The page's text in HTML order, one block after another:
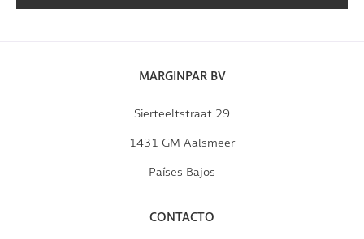
MARGINPAR BV
Sierteeltstraat 29
1431 GM Aalsmeer
Países Bajos
CONTACTO